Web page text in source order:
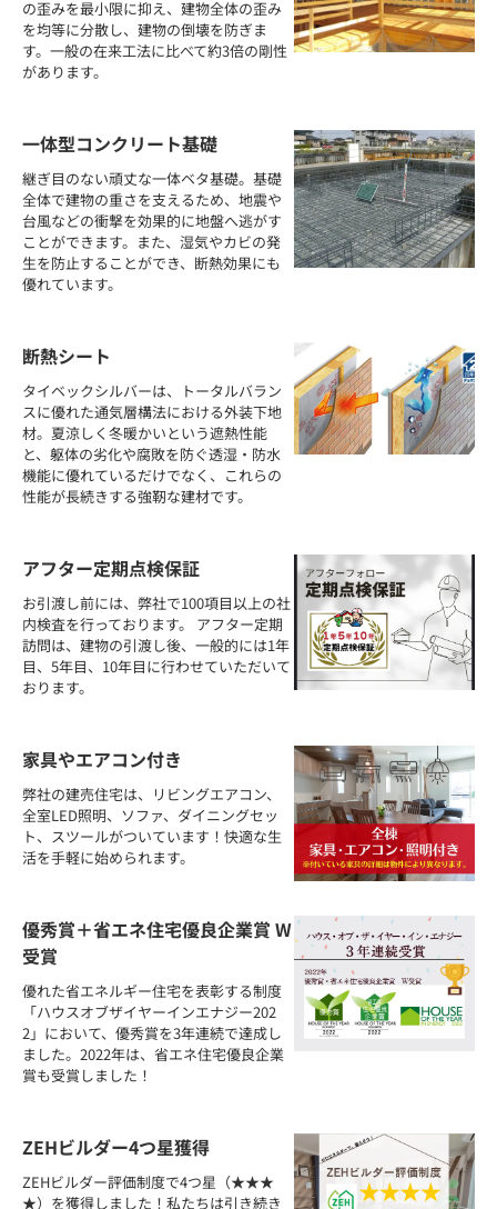
の歪みを最小限に抑え、建物全体の歪み
を均等に分散し、建物の倒壊を防ぎま
す。一般の在来工法に比べて約3倍の剛性
があります。
一体型コンクリート基礎
継ぎ目のない頑丈な一体ベタ基礎。基礎
全体で建物の重さを支えるため、地震や
台風などの衝撃を効果的に地盤へ逃がす
ことができます。また、湿気やカビの発
生を防止することができ、断熱効果にも
優れています。
断熱シート
タイベックシルバーは、トータルバラン
スに優れた通気層構法における外装下地
材。夏涼しく冬暖かいという遮熱性能
と、躯体の劣化や腐敗を防ぐ透湿・防水
機能に優れているだけでなく、これらの
性能が長続きする強靭な建材です。
アフター定期点検保証
お引渡し前には、弊社で100項目以上の社
内検査を行っております。 アフター定期
訪問は、建物の引渡し後、一般的には1年
目、5年目、10年目に行わせていただいて
おります。
家具やエアコン付き
弊社の建売住宅は、リビングエアコン、
全室LED照明、ソファ、ダイニングセッ
ト、スツールがついています！快適な生
活を手軽に始められます。
優秀賞＋省エネ住宅優良企業賞 W
受賞
優れた省エネルギー住宅を表彰する制度
「ハウスオブザイヤーインエナジー202
2」において、優秀賞を3年連続で達成し
ました。2022年は、省エネ住宅優良企業
賞も受賞しました！
ZEHビルダー4つ星獲得
ZEHビルダー評価制度で4つ星（★★★
★）を獲得しました！私たちは引き続き